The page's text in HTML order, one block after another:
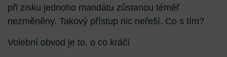
při zisku jednoho mandátu zůstanou téměř
nezměněny. Takový přístup nic neřeší. Co s tím?
Volební obvod je to, o co kráčí